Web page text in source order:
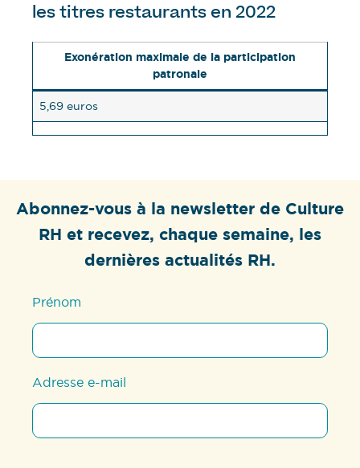
les titres restaurants en 2022
Exonération maximale de la participation
patronale
5,69 euros
Abonnez-vous à la newsletter de Culture
RH et recevez, chaque semaine, les
dernières actualités RH.
Prénom
Adresse e-mail